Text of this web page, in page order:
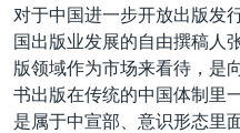
对于中国进一步开放出版发
国出版业发展的自由撰稿人
版领域作为市场来看待，是
书出版在传统的中国体制里
是属于中宣部、意识形态里